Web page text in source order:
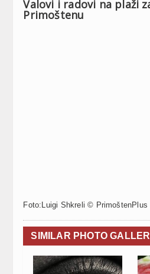
Valovi i radovi na plaži
Primoštenu
Foto:Luigi Shkreli © PrimoštenPlus
SIMILAR PHOTO